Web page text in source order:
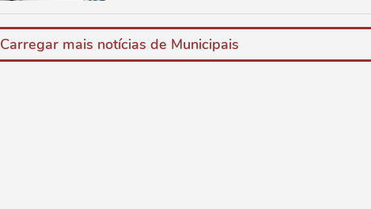
Carregar mais notícias de Municipais